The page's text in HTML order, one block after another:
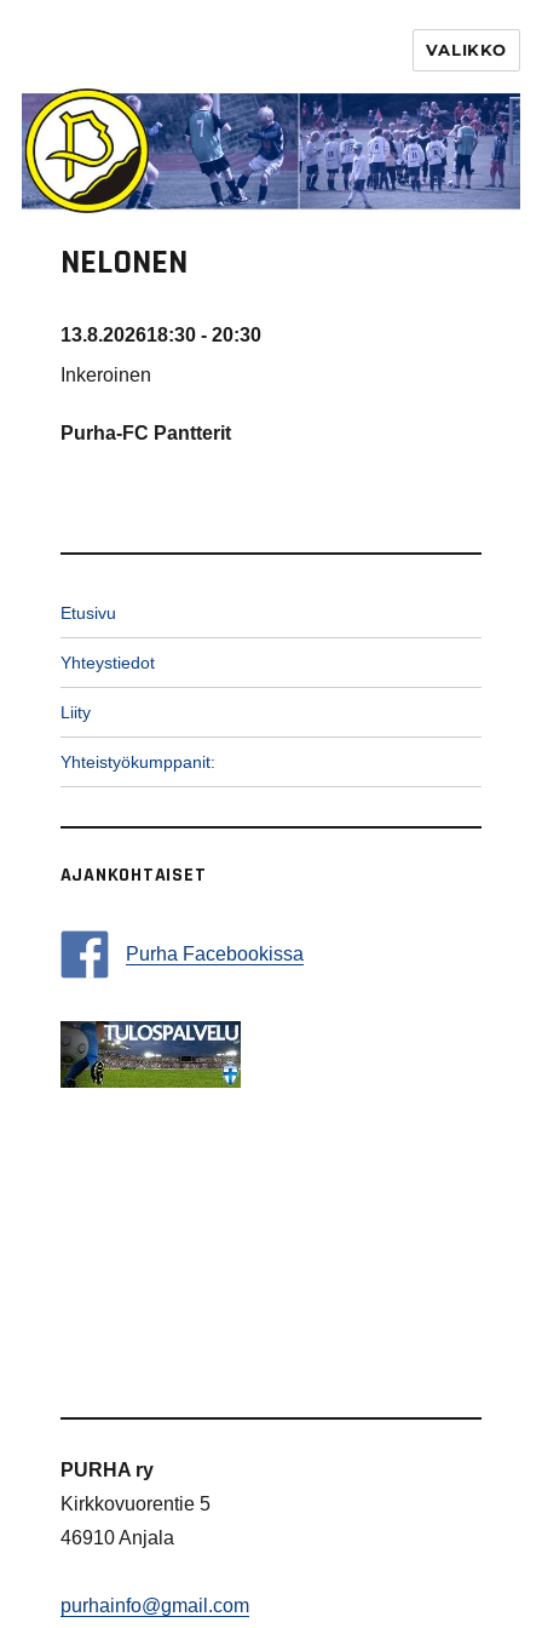
VALIKKO
NELONEN
13.8.202618:30 - 20:30
Inkeroinen
Purha-FC Pantterit
Etusivu
Yhteystiedot
Liity
Yhteistyökumppanit:
AJANKOHTAISET
Purha Facebookissa
PURHA ry
Kirkkovuorentie 5
46910 Anjala
purhainfo@gmail.com